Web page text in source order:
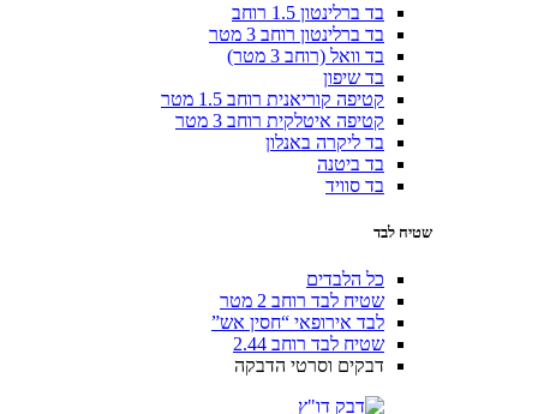
בד ברלינטון 1.5 רוחב
בד ברלינטון רוחב 3 מטר
בד וואל (רוחב 3 מטר)
בד שיפון
קטיפה קוריאנית רוחב 1.5 מטר
קטיפה איטלקית רוחב 3 מטר
בד ליקרה באנלון
בד ביטנה
בד סוויד
שטיח לבד
כל הלבדים
שטיח לבד רוחב 2 מטר
לבד אירופאי “חסין אש”
שטיח לבד רוחב 2.44
דבקים וסרטי הדבקה